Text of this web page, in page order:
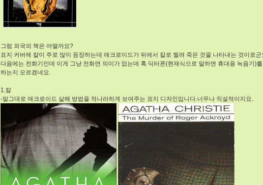
그럼 외국의 책은 어떨까요?
표지 커버에 칼이 주로 많이 등장하는데 애크로이드가 뒤에서 칼로 찔려 죽은 것을 나타내는 것이로군
다음에는 전화기인데 이게 그냥 전화면 의미가 없는데 혹 딕터폰(현재식으로 말하면 휴대용 녹음기)를
하는지 모르겠네요.
1.칼
-말그대로 애크로이드 살해 방법을 적나라하게 보여주는 표지 디자인입니다.너무나 직설적이지요.